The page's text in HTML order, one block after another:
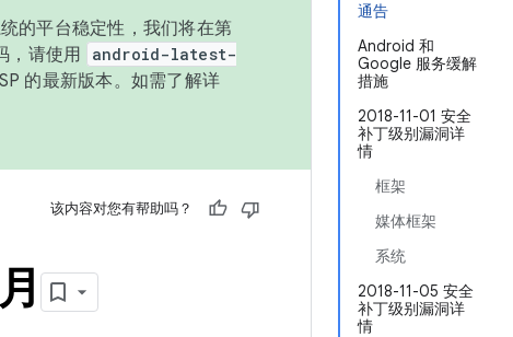
通告
Android 和
Google 服务缓解
措施
2018-11-01 安全
补丁级别漏洞详
情
框架
媒体框架
系统
2018-11-05 安全
补丁级别漏洞详
情
的平台稳定性，我们将在第
，请使用
android-latest-
的最新版本。如需了解详
该内容对您有帮助吗？